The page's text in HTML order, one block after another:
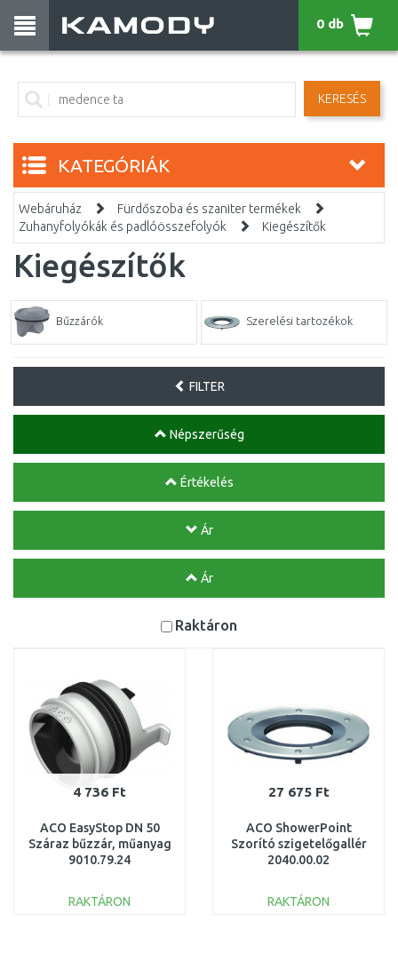
KERESÉS
0 db
KATEGÓRIÁK
Webáruház
Fürdőszoba és szaniter termékek
Zuhanyfolyókák és padlóösszefolyók
Kiegészítők
Kiegészítők
Bűzzárók Szerelési tartozékok
FILTER
Népszerűség
Értékelés
Ár
Ár
Raktáron
4 736 Ft
ACO EasyStop DN 50
Száraz bűzzár, műanyag
9010.79.24
RAKTÁRON
27 675 Ft
ACO ShowerPoint
Szorító szigetelőgallér
2040.00.02
RAKTÁRON